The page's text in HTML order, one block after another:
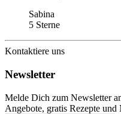
Sabina
5 Sterne
Kontaktiere uns
Newsletter
Melde Dich zum Newsletter
Angebote, gratis Rezepte